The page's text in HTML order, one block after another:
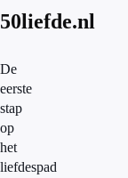
50liefde.nl
De
eerste
stap
op
het
liefdespad